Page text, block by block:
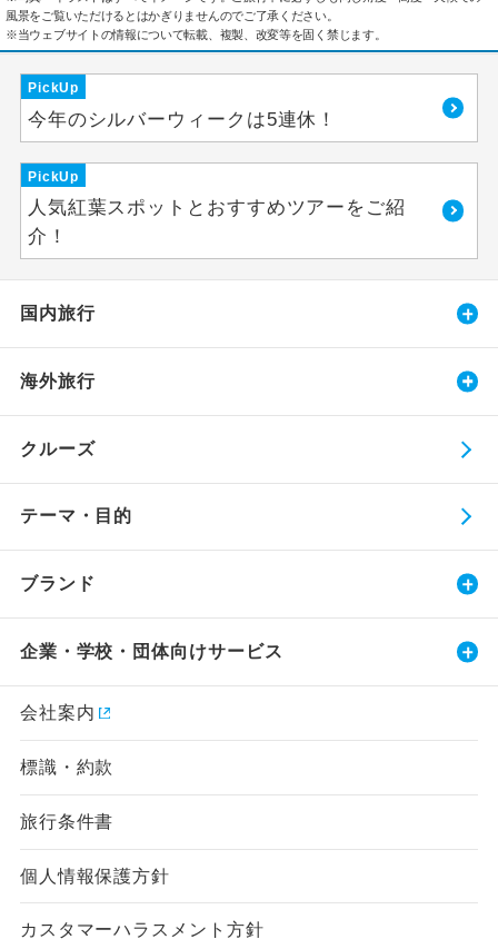
風景をご覧いただけるとはかぎりませんのでご了承ください。
※当ウェブサイトの情報について転載、複製、改変等を固く禁じます。
PickUp
今年のシルバーウィークは5連休！
PickUp
人気紅葉スポットとおすすめツアーをご紹
介！
国内旅行
海外旅行
クルーズ
テーマ・目的
ブランド
企業・学校・団体向けサービス
会社案内
標識・約款
旅行条件書
個人情報保護方針
カスタマーハラスメント方針